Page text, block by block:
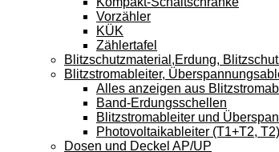
Vorzähler
KÜK
Zählertafel
Blitzschutzmaterial,Erdung,
Blitzstromableiter,
Alles anzeigen aus
Band-Erdungsschellen
Blitzstromableiter und
Photovoltaikableiter (T1+T2,
Dosen und Deckel AP/UP